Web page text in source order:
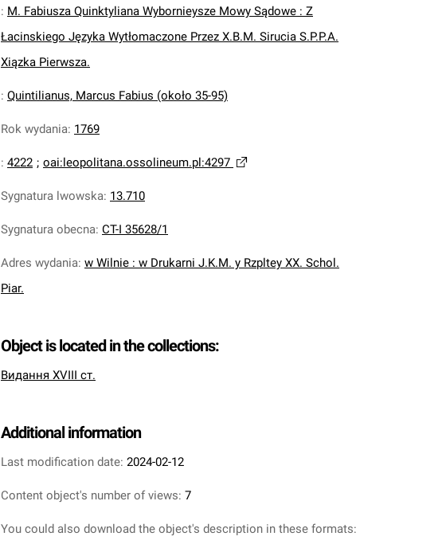
: M. Fabiusza Quinktyliana Wybornieysze Mowy Sądowe : Z
Łacinskiego Języka Wytłomaczone Przez X.B.M. Sirucia S.P.P.A.
Xiązka Pierwsza.
: Quintilianus, Marcus Fabius (około 35-95)
Rok wydania: 1769
: 4222 ; oai:leopolitana.ossolineum.pl:4297
Sygnatura lwowska: 13.710
Sygnatura obecna: CT-I 35628/1
Adres wydania: w Wilnie : w Drukarni J.K.M. y Rzpltey XX. Schol.
Piar.
Object is located in the collections:
Видання XVIII ст.
Additional information
Last modification date: 2024-02-12
Content object's number of views: 7
You could also download the object's description in these formats: